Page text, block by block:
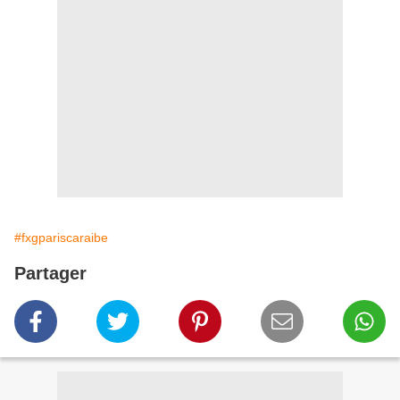
#fxgpariscaraibe
Partager